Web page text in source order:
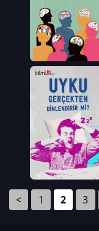
< 1 2 3